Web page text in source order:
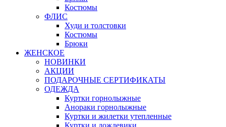
Костюмы
ФЛИС
Худи и толстовки
Костюмы
Брюки
ЖЕНСКОЕ
НОВИНКИ
АКЦИИ
ПОДАРОЧНЫЕ СЕРТИФИКАТЫ
ОДЕЖДА
Куртки горнолыжные
Анораки горнолыжные
Куртки и жилетки утепленные
Куртки и дождевики